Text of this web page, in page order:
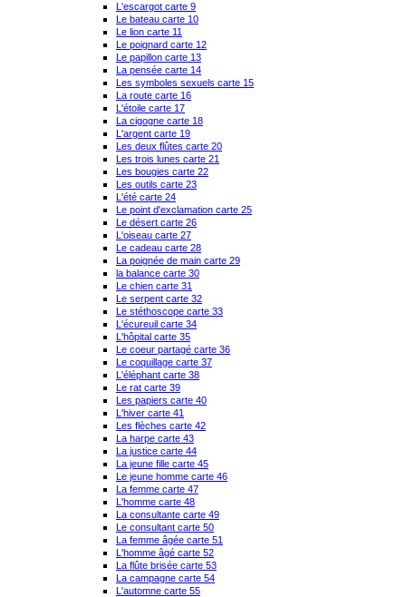
L'escargot carte 9
Le bateau carte 10
Le lion carte 11
Le poignard carte 12
Le papillon carte 13
La pensée carte 14
Les symboles sexuels carte 15
La route carte 16
L'étoile carte 17
La cigogne carte 18
L'argent carte 19
Les deux flûtes carte 20
Les trois lunes carte 21
Les bougies carte 22
Les outils carte 23
L'été carte 24
Le point d'exclamation carte 25
Le désert carte 26
L'oiseau carte 27
Le cadeau carte 28
La poignée de main carte 29
la balance carte 30
Le chien carte 31
Le serpent carte 32
Le stéthoscope carte 33
L'écureuil carte 34
L'hôpital carte 35
Le coeur partagé carte 36
Le coquillage carte 37
L'éléphant carte 38
Le rat carte 39
Les papiers carte 40
L'hiver carte 41
Les flèches carte 42
La harpe carte 43
La justice carte 44
La jeune fille carte 45
Le jeune homme carte 46
La femme carte 47
L'homme carte 48
La consultante carte 49
Le consultant carte 50
La femme âgée carte 51
L'homme âgé carte 52
La flûte brisée carte 53
La campagne carte 54
L'automne carte 55